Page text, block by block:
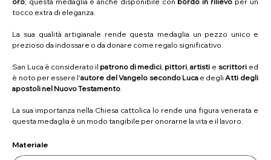
tocco extra di eleganza.
La sua qualità artigianale rende questa medaglia un pezzo unico e
prezioso da indossare o da donare come regalo significativo.
San Luca è considerato il patrono di medici, pittori,artisti e scrittori ed
è noto per essere l'autore del Vangelo secondo Luca e degliAtti degli
apostoli nel Nuovo Testamento.
La sua importanza nella Chiesa cattolica lo rende una figura venerata e
questa medaglia è un modo tangibile per onorarne la vita e il lavoro.
Materiale